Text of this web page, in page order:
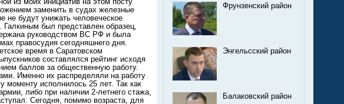
Фрунзенский район
Энгельсский район
Балаковский район